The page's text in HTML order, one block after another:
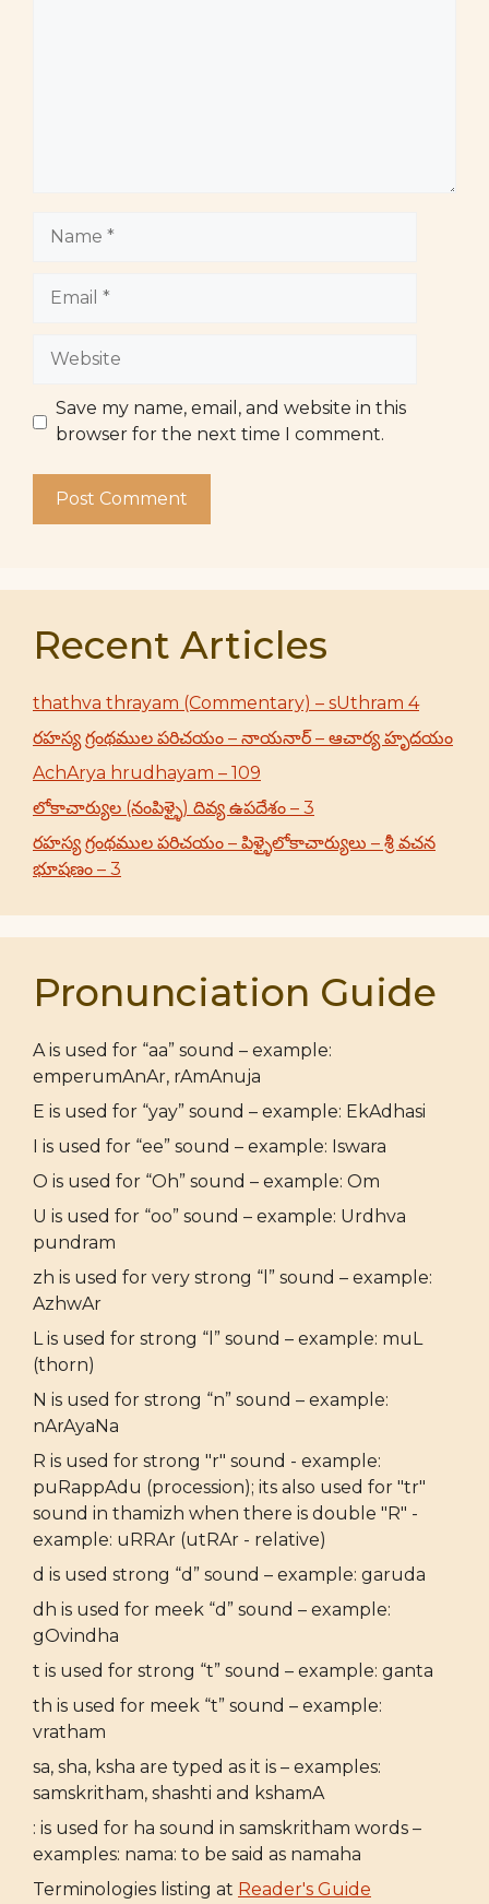
Website
Save my name, email, and website in this
browser for the next time I comment.
Recent Articles
thathva thrayam (Commentary) – sUthram 4
రహస్య గ్రంథముల పరిచయం – నాయనార్ – ఆచార్య హృదయం
AchArya hrudhayam – 109
లోకాచార్యుల (నంపిళ్ళై) దివ్య ఉపదేశం – 3
రహస్య గ్రంథముల పరిచయం – పిళ్ళైలోకాచార్యులు – శ్రీ వచన
భూషణం – 3
Pronunciation Guide
A is used for “aa” sound – example:
emperumAnAr, rAmAnuja
E is used for “yay” sound – example: EkAdhasi
I is used for “ee” sound – example: Iswara
O is used for “Oh” sound – example: Om
U is used for “oo” sound – example: Urdhva
pundram
zh is used for very strong “l” sound – example:
AzhwAr
L is used for strong “l” sound – example: muL
(thorn)
N is used for strong “n” sound – example:
nArAyaNa
R is used for strong "r" sound - example:
puRappAdu (procession); its also used for "tr"
sound in thamizh when there is double "R" -
example: uRRAr (utRAr - relative)
d is used strong “d” sound – example: garuda
dh is used for meek “d” sound – example:
gOvindha
t is used for strong “t” sound – example: ganta
th is used for meek “t” sound – example:
vratham
sa, sha, ksha are typed as it is – examples:
samskritham, shashti and kshamA
: is used for ha sound in samskritham words –
examples: nama: to be said as namaha
Terminologies listing at Reader's Guide